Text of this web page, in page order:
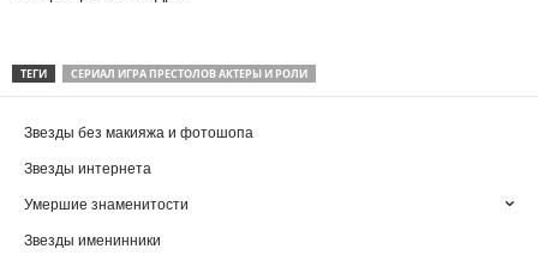
ТЕГИ СЕРИАЛ ИГРА ПРЕСТОЛОВ АКТЕРЫ И РОЛИ
Звезды без макияжа и фотошопа
Звезды интернета
Умершие знаменитости
Звезды именинники